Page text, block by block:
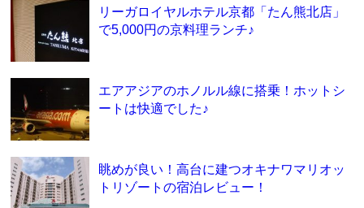
リーガロイヤルホテル京都「たん熊北店」
で5,000円の京料理ランチ♪
エアアジアのホノルル線に搭乗！ホットシ
ートは快適でした♪
眺めが良い！高台に建つオキナワマリオッ
トリゾートの宿泊レビュー！